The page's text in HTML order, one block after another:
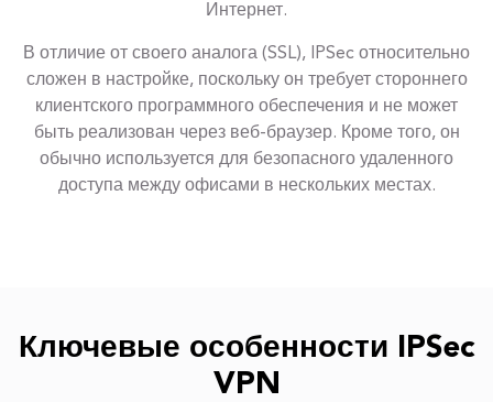
Интернет.
В отличие от своего аналога (SSL), IPSec относительно
сложен в настройке, поскольку он требует стороннего
клиентского программного обеспечения и не может
быть реализован через веб-браузер. Кроме того, он
обычно используется для безопасного удаленного
доступа между офисами в нескольких местах.
Ключевые особенности IPSec
VPN